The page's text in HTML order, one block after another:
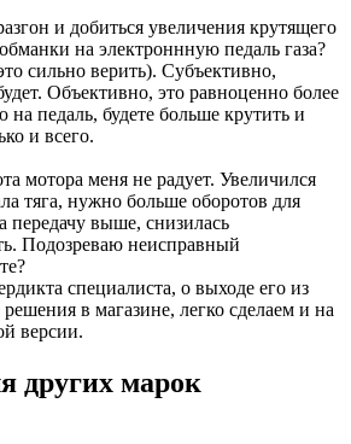
и добиться увеличения крутящего
на электроннную педаль газа?
сильно верить). Субъективно,
Объективно, это равноценно более
педаль, будете больше крутить и
и всего.
мотора меня не радует. Увеличился
тяга, нужно больше оборотов для
передачу выше, снизилась
Подозреваю неисправный
специалиста, о выходе его из
в магазине, легко сделаем и на
версии.
других марок